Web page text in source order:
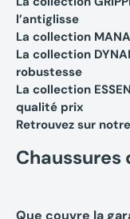
l’antiglisse
La collection
La collection
robustesse
La collection
qualité prix
Retrouvez sur
Chaussures
Que couvre la